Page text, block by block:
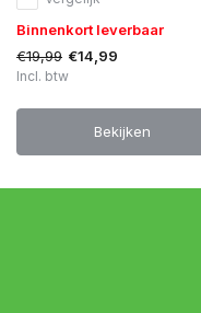
Binnenkort leverbaar
€19,99 €14,99
Incl. btw
Bekijken